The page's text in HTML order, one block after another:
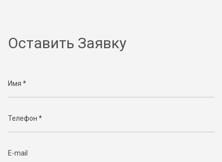
Оставить Заявку